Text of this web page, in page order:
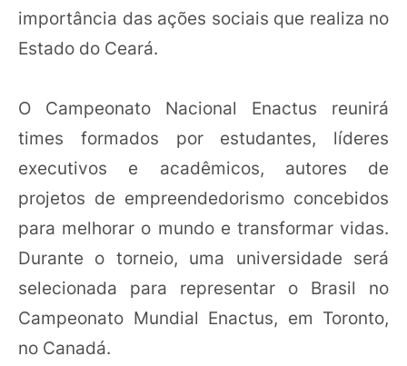
importância das ações sociais que realiza no
Estado do Ceará.
O Campeonato Nacional Enactus reunirá
times formados por estudantes, líderes
executivos e acadêmicos, autores de
projetos de empreendedorismo concebidos
para melhorar o mundo e transformar vidas.
Durante o torneio, uma universidade será
selecionada para representar o Brasil no
Campeonato Mundial Enactus, em Toronto,
no Canadá.